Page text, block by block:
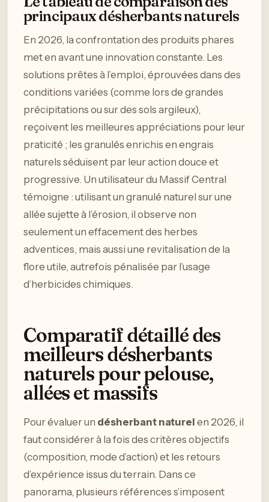
principaux désherbants naturels
En 2026, la confrontation des produits phares
met en avant une innovation constante. Les
solutions prêtes à l’emploi, éprouvées dans des
conditions variées (comme lors de grandes
précipitations ou sur des sols argileux),
reçoivent les meilleures appréciations pour leur
praticité ; les granulés enrichis en engrais
naturels séduisent par leur action douce et
progressive. Un utilisateur du Massif Central
témoigne : utilisant un granulé naturel sur une
allée sujette à l’érosion, il observe non
seulement un effacement des herbes
adventices, mais aussi une revitalisation de la
flore utile, autrefois pénalisée par l’usage
d’herbicides chimiques.
Comparatif détaillé des
meilleurs désherbants
naturels pour pelouse,
allées et massifs
Pour évaluer un désherbant naturel en 2026, il
faut considérer à la fois des critères objectifs
(composition, mode d’action) et les retours
d’expérience issus du terrain. Dans ce
panorama, plusieurs références s’imposent